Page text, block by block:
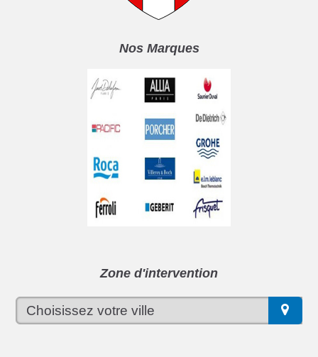
Nos Marques
Zone d'intervention